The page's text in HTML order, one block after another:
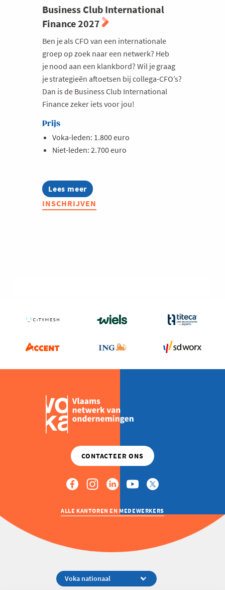
Business Club International
Finance 2027
Ben je als CFO van een internationale
groep op zoek naar een netwerk? Heb
je nood aan een klankbord? Wil je graag
je strategieën aftoetsen bij collega-CFO’s?
Dan is de Business Club International
Finance zeker iets voor jou!
Prijs
Voka-leden: 1.800 euro
Niet-leden: 2.700 euro
Lees meer
about
Business
Club
INSCHRIJVEN
ALLE KANTOREN EN MEDEWERKERS